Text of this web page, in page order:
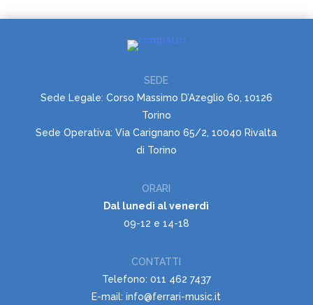
SEDE
Sede Legale: Corso Massimo D’Azeglio 60, 10126
Torino
Sede Operativa: Via Carignano 65/2, 10040 Rivalta
di Torino
ORARI
Dal lunedì al venerdì
09-12 e 14-18
CONTATTI
Telefono: 011 462 7437
E-mail: info@ferrari-music.it